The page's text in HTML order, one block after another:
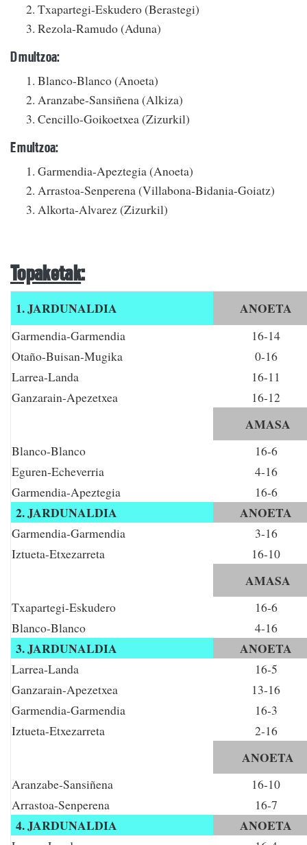
Txapartegi-Eskudero (Berastegi)
Rezola-Ramudo (Aduna)
D multzoa:
Blanco-Blanco (Anoeta)
Aranzabe-Sansiñena (Alkiza)
Cencillo-Goikoetxea (Zizurkil)
E multzoa:
Garmendia-Apeztegia (Anoeta)
Arrastoa-Senperena (Villabona-Bidania-Goiatz)
Alkorta-Alvarez (Zizurkil)
Topaketak:
1. JARDUNALDIA ANOETA
Garmendia-Garmendia
16-14
Otaño-Buisan-Mugika
0-16
Larrea-Landa
16-11
Ganzarain-Apezetxea
16-12
AMASA
Blanco-Blanco
16-6
Eguren-Echeverria
4-16
Garmendia-Apeztegia
16-6
2. JARDUNALDIA ANOETA
Garmendia-Garmendia
3-16
Iztueta-Etxezarreta
16-10
AMASA
Txapartegi-Eskudero
16-6
Blanco-Blanco
4-16
3. JARDUNALDIA ANOETA
Larrea-Landa
16-5
Ganzarain-Apezetxea
13-16
Garmendia-Garmendia
16-3
Iztueta-Etxezarreta
2-16
ANOETA
Aranzabe-Sansiñena
16-10
Arrastoa-Senperena
16-7
4. JARDUNALDIA ANOETA